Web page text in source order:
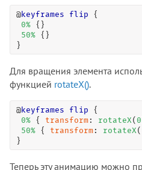
@keyframes flip {
0% {}
50% {}
}
Для вращения элемента
функцией rotateX().
@keyframes flip {
0% { transform : rotateX ( 0
50% { transform : rotateX (
}
Теперь эту анимацию можно